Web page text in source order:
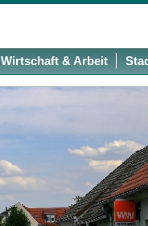
Wirtschaft & Arbeit